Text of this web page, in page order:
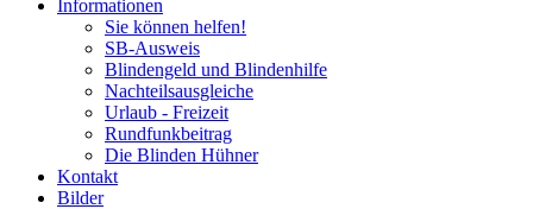
Informationen
Sie können helfen!
SB-Ausweis
Blindengeld und Blindenhilfe
Nachteilsausgleiche
Urlaub - Freizeit
Rundfunkbeitrag
Die Blinden Hühner
Kontakt
Bilder